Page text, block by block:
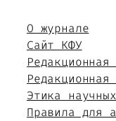
О журнале
Сайт КФУ
Редакционная
Редакционная
Этика
Правила для